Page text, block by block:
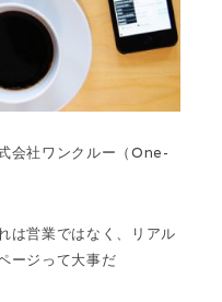
会社ワンクルー（One-
は営業ではなく、リアル
ージって大事だ